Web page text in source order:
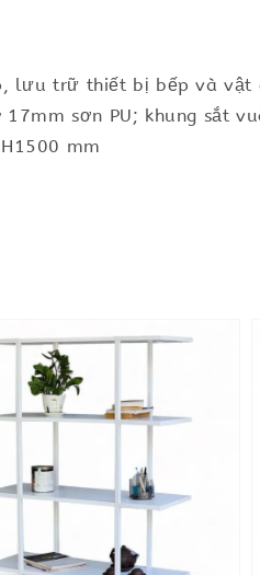
lưu trữ thiết bị bếp và vật
sơn PU; khung sắt
mm